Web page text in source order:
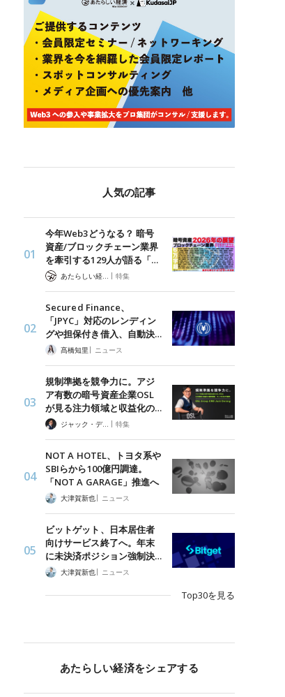
人気の記事
今年Web3どうなる？ 暗号
資産/ブロックチェーン業界
を牽引する129人が語る「…
| 特集
Secured Finance、
「JPYC」対応のレンディン
グや担保付き借入、自動決…
髙橋知里 | ニュース
規制準拠を競争力に。アジ
ア有数の暗号資産企業OSL
が見る注力領域と収益化の…
ジャック・デロン（Jack Derong） | 特集
NOT A HOTEL、トヨタ系や
SBIらから100億円調達。
「NOT A GARAGE」推進へ
大津賀新也| ニュース
ビットゲット、日本居住者
向けサービス終了へ。年末
に未決済ポジション強制決…
大津賀新也| ニュース
Top30を見る
あたらしい経済をシェアする